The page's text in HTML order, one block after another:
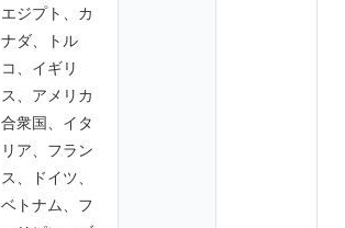
エジプト、カ
ナダ、トル
コ、イギリ
ス、アメリカ
合衆国、イタ
リア、フラン
ス、ドイツ、
ベトナム、フ